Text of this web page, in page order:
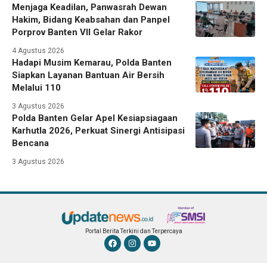
Menjaga Keadilan, Panwasrah Dewan
Hakim, Bidang Keabsahan dan Panpel
Porprov Banten VII Gelar Rakor
4 Agustus 2026
Hadapi Musim Kemarau, Polda Banten
Siapkan Layanan Bantuan Air Bersih
Melalui 110
3 Agustus 2026
Polda Banten Gelar Apel Kesiapsiagaan
Karhutla 2026, Perkuat Sinergi Antisipasi
Bencana
3 Agustus 2026
Portal Berita Terkini dan Terpercaya